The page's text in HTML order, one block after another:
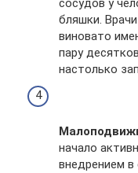
бляшки.
виновато
пару
настолько
начало
внедрением